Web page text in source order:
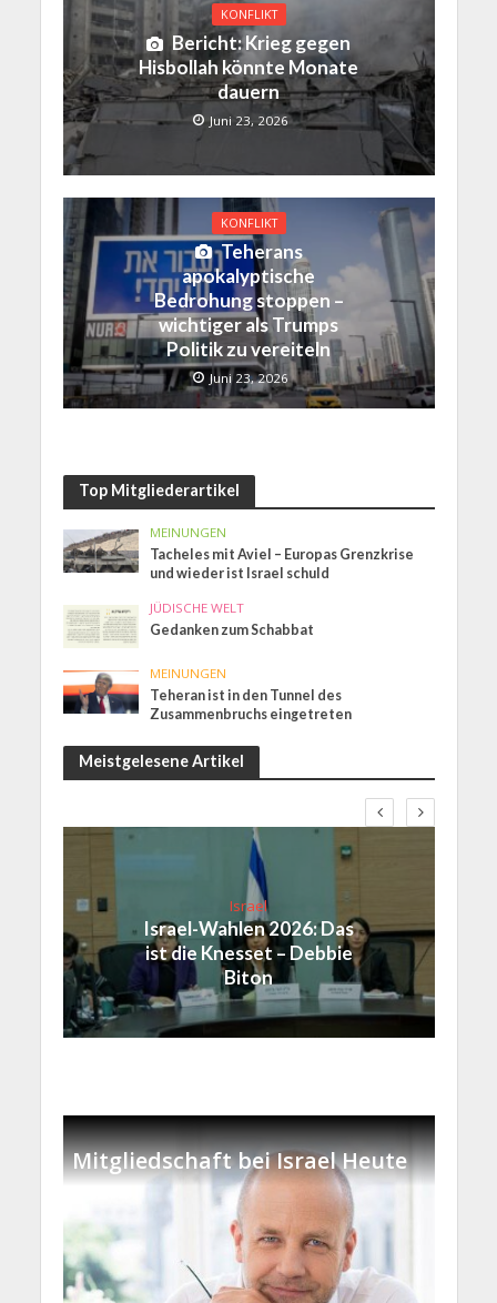
KONFLIKT
Bericht: Krieg gegen
Hisbollah könnte Monate
dauern
Juni 23, 2026
KONFLIKT
Teherans
apokalyptische
Bedrohung stoppen –
wichtiger als Trumps
Politik zu vereiteln
Juni 23, 2026
Top Mitgliederartikel
MEINUNGEN
Tacheles mit Aviel – Europas Grenzkrise
und wieder ist Israel schuld
JÜDISCHE WELT
Gedanken zum Schabbat
MEINUNGEN
Teheran ist in den Tunnel des
Zusammenbruchs eingetreten
Meistgelesene Artikel
Israel
Israel-Wahlen 2026: Das
ist die Knesset – Debbie
Biton
Mitgliedschaft bei Israel Heute